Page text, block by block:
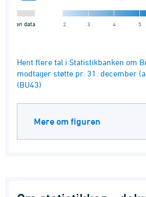
Hent flere tal i Statistikbanken om
modtager støtte pr. 31. december
(BU43)
Mere om figuren